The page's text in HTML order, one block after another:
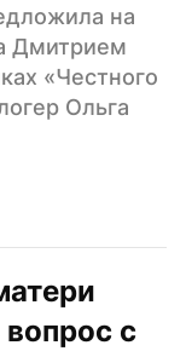
на
Дмитрием
«Честного
Ольга
с